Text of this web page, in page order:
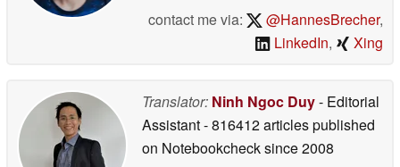
contact me via:
@HannesBrecher,
LinkedIn, Xing
Translator: Ninh Ngoc Duy- Editorial
Assistant- 816412 articles published
on Notebookchecksince 2008